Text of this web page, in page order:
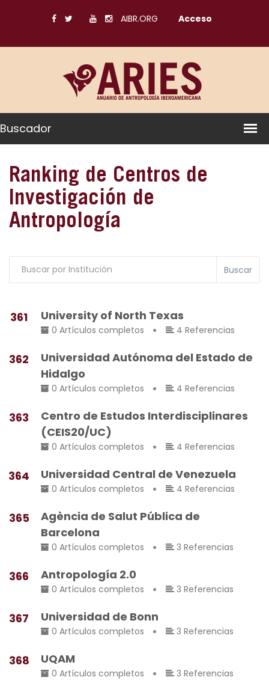
AIBR.ORG Acceso
Buscador
Ranking de Centros de
Investigación de
Antropología
Buscar
361 University of North Texas
0 Artículos completos 4 Referencias
362
Universidad Autónoma del Estado de
Hidalgo
0 Artículos completos 4 Referencias
363
Centro de Estudos Interdisciplinares
(CEIS20/UC)
0 Artículos completos 4 Referencias
364 Universidad Central de Venezuela
0 Artículos completos 4 Referencias
365
Agència de Salut Pública de
Barcelona
0 Artículos completos 3 Referencias
366 Antropología 2.0
0 Artículos completos 3 Referencias
367 Universidad de Bonn
0 Artículos completos 3 Referencias
368 UQAM
0 Artículos completos 3 Referencias